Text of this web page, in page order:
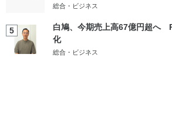
総合・ビジネス
5
白鳩、今期売上高67億円超へ
化
総合・ビジネス